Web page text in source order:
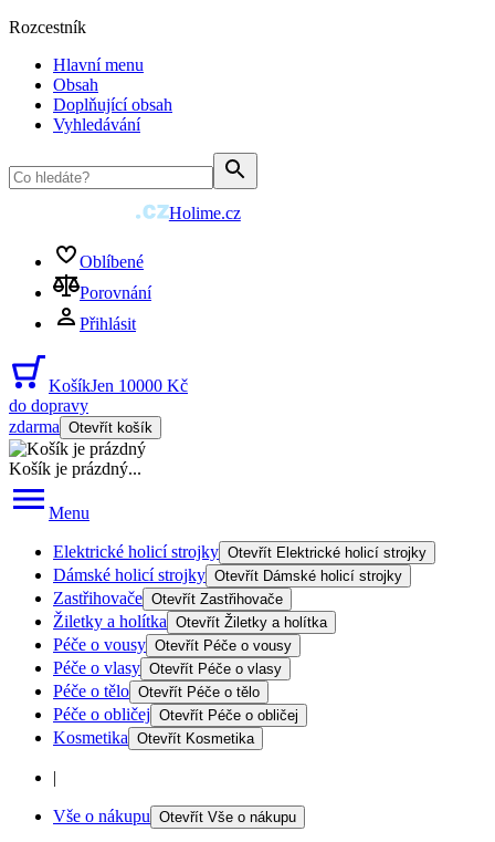
Rozcestník
Hlavní menu
Obsah
Doplňující obsah
Vyhledávání
Holime.cz
Oblíbené
Porovnání
Přihlásit
KošíkJen 10000 Kč
do dopravy
zdarma Otevřít košík
Košík je prázdný...
Menu
Elektrické holicí strojky Otevřít Elektrické holicí strojky
Dámské holicí strojky Otevřít Dámské holicí strojky
Zastřihovače Otevřít Zastřihovače
Žiletky a holítka Otevřít Žiletky a holítka
Péče o vousy Otevřít Péče o vousy
Péče o vlasy Otevřít Péče o vlasy
Péče o tělo Otevřít Péče o tělo
Péče o obličej Otevřít Péče o obličej
Kosmetika Otevřít Kosmetika
|
Vše o nákupu Otevřít Vše o nákupu